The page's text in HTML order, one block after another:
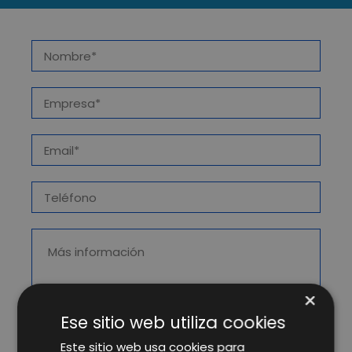
×
Ese sitio web utiliza cookies
Este sitio web usa cookies para